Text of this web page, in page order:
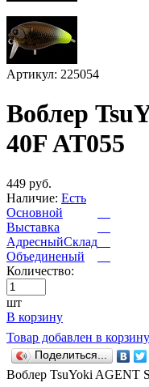
Артикул: 225054
Воблер
40F AT055
449 руб.
Наличие: Есть
Основной
Выставка
АдресныйСклад
Объединеный
Количество:
шт
В корзину
Товар добавлен в корзину
Поделиться...
Воблер TsuYoki AGENT